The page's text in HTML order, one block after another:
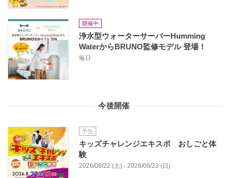
開催中
浄水型ウォーターサーバーHumming
WaterからBRUNO監修モデル 登場！
毎日
今後開催
予告
キッズチャレンジエキスポ おしごと体
験
2026/08/22 (土) - 2026/08/23 (日)